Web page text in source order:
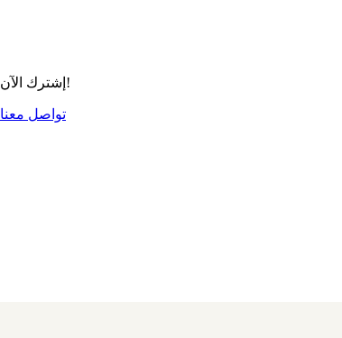
إشترك الآن!
تواصل معنا